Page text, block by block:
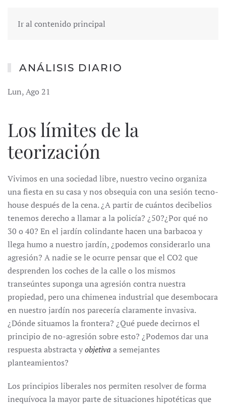
Ir al contenido principal
ANÁLISIS DIARIO
Lun, Ago 21
Los límites de la
teorización
Vivimos en una sociedad libre, nuestro vecino organiza
una fiesta en su casa y nos obsequia con una sesión tecno-
house después de la cena. ¿A partir de cuántos decibelios
tenemos derecho a llamar a la policía? ¿50?¿Por qué no
30 o 40? En el jardín colindante hacen una barbacoa y
llega humo a nuestro jardín, ¿podemos considerarlo una
agresión? A nadie se le ocurre pensar que el CO2 que
desprenden los coches de la calle o los mismos
transeúntes suponga una agresión contra nuestra
propiedad, pero una chimenea industrial que desembocara
en nuestro jardín nos parecería claramente invasiva.
¿Dónde situamos la frontera? ¿Qué puede decirnos el
principio de no-agresión sobre esto? ¿Podemos dar una
respuesta abstracta yobjetiva a semejantes
planteamientos?
Los principios liberales nos permiten resolver de forma
inequívoca la mayor parte de situaciones hipotéticas que